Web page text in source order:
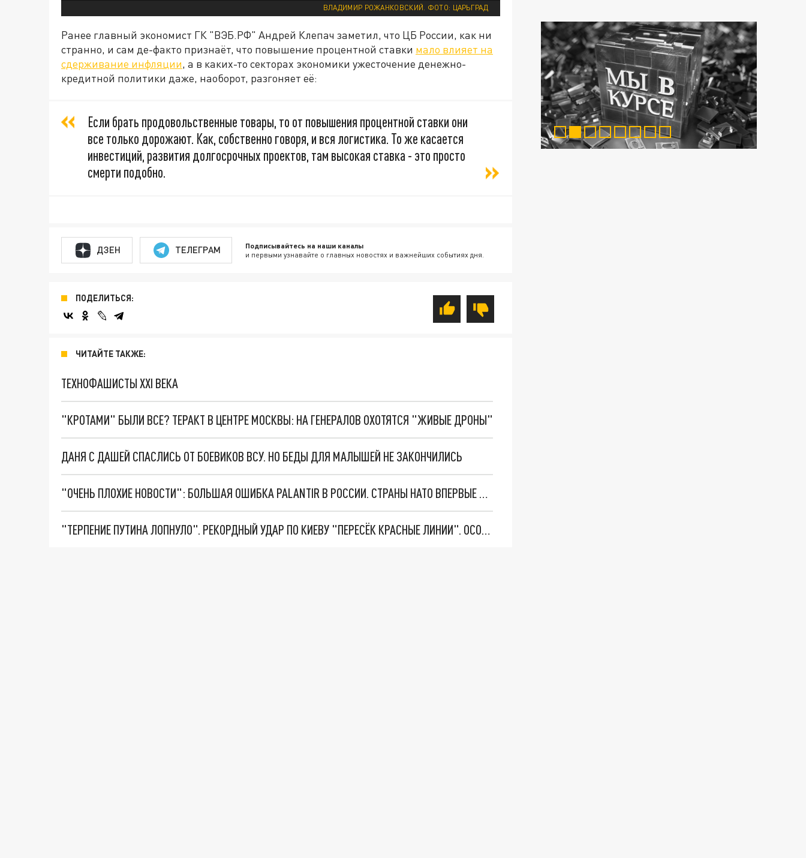
ВЛАДИМИР РОЖАНКОВСКИЙ. ФОТО: ЦАРЬГРАД
Ранее главный экономист ГК "ВЭБ.РФ" Андрей Клепач заметил, что ЦБ России, как ни
странно, и сам де-факто признаёт, что повышение процентной ставки мало влияет на
сдерживание инфляции, а в каких-то секторах экономики ужесточение денежно-
кредитной политики даже, наоборот, разгоняет её:
Если брать продовольственные товары, то от повышения процентной ставки они
все только дорожают. Как, собственно говоря, и вся логистика. То же касается
инвестиций, развития долгосрочных проектов, там высокая ставка - это просто
смерти подобно.
ДЗЕН ТЕЛЕГРАМ Подписывайтесь на наши каналы
и первыми узнавайте о главных новостях и важнейших событиях дня.
ПОДЕЛИТЬСЯ:
ЧИТАЙТЕ ТАКЖЕ:
ТЕХНОФАШИСТЫ XXI ВЕКА
"КРОТАМИ" БЫЛИ ВСЕ? ТЕРАКТ В ЦЕНТРЕ МОСКВЫ: НА ГЕНЕРАЛОВ ОХОТЯТСЯ "ЖИВЫЕ ДРОНЫ"
ДАНЯ С ДАШЕЙ СПАСЛИСЬ ОТ БОЕВИКОВ ВСУ. НО БЕДЫ ДЛЯ МАЛЫШЕЙ НЕ ЗАКОНЧИЛИСЬ
"ОЧЕНЬ ПЛОХИЕ НОВОСТИ": БОЛЬШАЯ ОШИБКА PALANTIR В РОССИИ. СТРАНЫ НАТО ВПЕРВЫЕ ЗА СВО ОСТАНОВИЛИ ПОСТАВКИ ОРУЖИЯ. ВСУ ТЕРЯЮТ ПРИГРАНИЧЬЕ?
"ТЕРПЕНИЕ ПУТИНА ЛОПНУЛО". РЕКОРДНЫЙ УДАР ПО КИЕВУ "ПЕРЕСЁК КРАСНЫЕ ЛИНИИ". ОСОБЫЕ СПЕЦЫ КНДР НА ЛБС? ТАЙНЫЕ ПЕРЕГОВОРЫ ЕВРОПЫ И МОСКВЫ